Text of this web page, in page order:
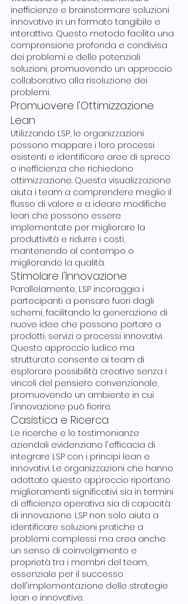
inefficienze e brainstormare soluzioni
innovative in un formato tangibile e
interattivo. Questo metodo facilita una
comprensione profonda e condivisa
dei problemi e delle potenziali
soluzioni, promuovendo un approccio
collaborativo alla risoluzione dei
problemi.
Promuovere l'Ottimizzazione
Lean
Utilizzando LSP, le organizzazioni
possono mappare i loro processi
esistenti e identificare aree di spreco
o inefficienza che richiedono
ottimizzazione. Questa visualizzazione
aiuta i team a comprendere meglio il
flusso di valore e a ideare modifiche
lean che possono essere
implementate per migliorare la
produttività e ridurre i costi,
mantenendo al contempo o
migliorando la qualità.
Stimolare l'Innovazione
Parallelamente, LSP incoraggia i
partecipanti a pensare fuori dagli
schemi, facilitando la generazione di
nuove idee che possono portare a
prodotti, servizi o processi innovativi.
Questo approccio ludico ma
strutturato consente ai team di
esplorare possibilità creative senza i
vincoli del pensiero convenzionale,
promuovendo un ambiente in cui
l'innovazione può fiorire.
Casistica e Ricerca
Le ricerche e le testimonianze
aziendali evidenziano l'efficacia di
integrare LSP con i principi lean e
innovativi. Le organizzazioni che hanno
adottato questo approccio riportano
miglioramenti significativi sia in termini
di efficienza operativa sia di capacità
di innovazione. LSP non solo aiuta a
identificare soluzioni pratiche a
problemi complessi ma crea anche
un senso di coinvolgimento e
proprietà tra i membri del team,
essenziale per il successo
dell'implementazione delle strategie
lean e innovative.